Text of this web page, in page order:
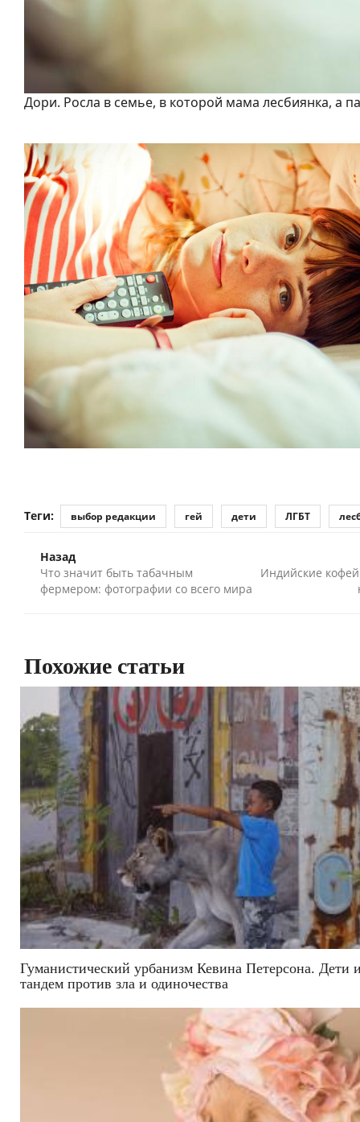
Дори. Росла в семье, в которой мама лесбиянка, а
Теги: выбор редакции гей дети ЛГБТ
Назад
Что значит быть табачным
фермером: фотографии со всего мира
Индийские
Похожие статьи
Гуманистический урбанизм Кевина Петерсона. Дети
тандем против зла и одиночества